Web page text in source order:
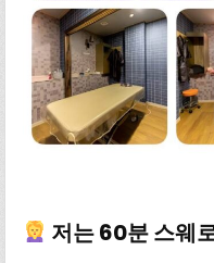
저는 60분 스웨